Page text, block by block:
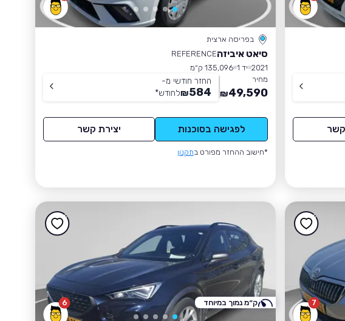
קשר
בפריסה ארצית
סיאט איביזהREFERENCE
2021 יד 1
135,096 ק״מ
מחיר
49,590
₪
החזר חודשי מ-
584
₪לחודש*
לפגישה בסוכנות יצירת קשר
*חישוב ההחזר מפורט בתקנון
7
6 ק״מ נמוך במיוחד